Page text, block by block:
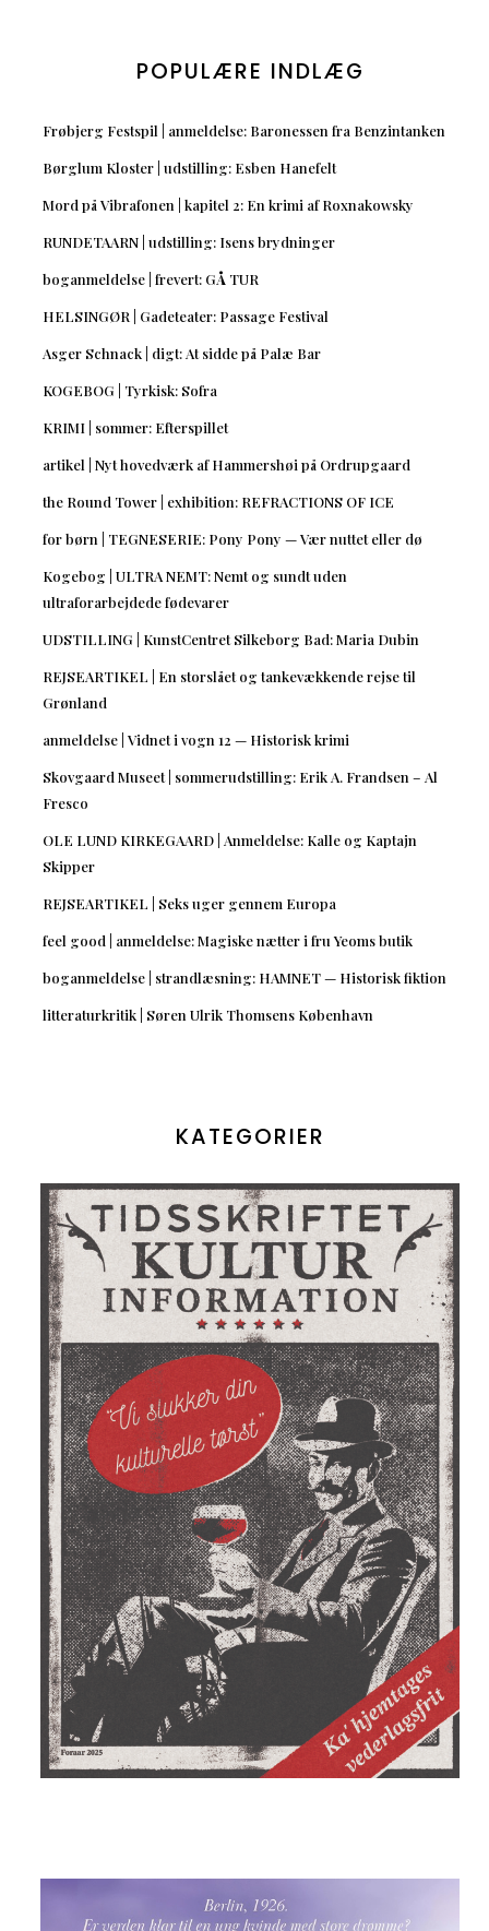
POPULÆRE INDLÆG
Frøbjerg Festspil | anmeldelse: Baronessen fra Benzintanken
Børglum Kloster | udstilling: Esben Hanefelt
Mord på Vibrafonen | kapitel 2: En krimi af Roxnakowsky
RUNDETAARN | udstilling: Isens brydninger
boganmeldelse | frevert: GÅ TUR
HELSINGØR | Gadeteater: Passage Festival
Asger Schnack | digt: At sidde på Palæ Bar
KOGEBOG | Tyrkisk: Sofra
KRIMI | sommer: Efterspillet
artikel | Nyt hovedværk af Hammershøi på Ordrupgaard
the Round Tower | exhibition: REFRACTIONS OF ICE
for børn | TEGNESERIE: Pony Pony — Vær nuttet eller dø
Kogebog | ULTRA NEMT: Nemt og sundt uden
ultraforarbejdede fødevarer
UDSTILLING | KunstCentret Silkeborg Bad: Maria Dubin
REJSEARTIKEL | En storslået og tankevækkende rejse til
Grønland
anmeldelse | Vidnet i vogn 12 — Historisk krimi
Skovgaard Museet | sommerudstilling: Erik A. Frandsen – Al
Fresco
OLE LUND KIRKEGAARD | Anmeldelse: Kalle og Kaptajn
Skipper
REJSEARTIKEL | Seks uger gennem Europa
feel good | anmeldelse: Magiske nætter i fru Yeoms butik
boganmeldelse | strandlæsning: HAMNET — Historisk fiktion
litteraturkritik | Søren Ulrik Thomsens København
KATEGORIER